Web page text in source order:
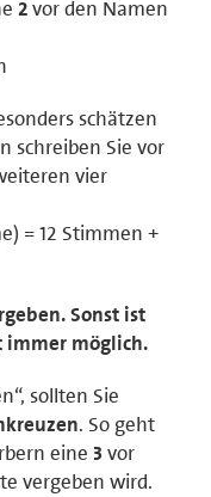
2vor den Namen
schätzen
schreiben Sie vor
vier
= 12 Stimmen +
Sonst ist
immer möglich.
sollten Sie
. So geht
eine3 vor
vergeben wird.